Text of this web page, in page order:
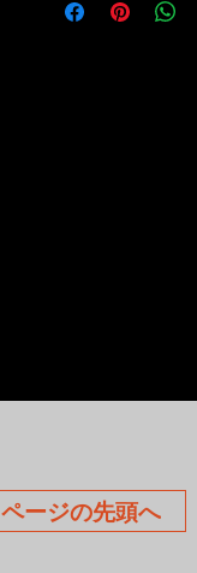
assurance, ils varient
ページの先頭へ